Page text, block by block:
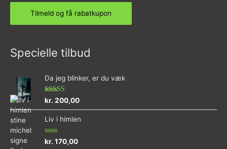
Specielle tilbud
Da jeg blinker, er du væk
Vurderet
ud af 5
kr. 200,00
Liv i himlen
Vurderet
kr. 170,00